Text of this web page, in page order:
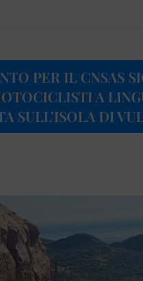
PER IL CNSAS
A
SULL’ISOLA DI